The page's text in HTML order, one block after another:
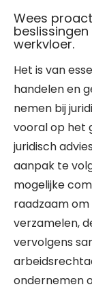
Wees
werkvloer.
Het is van
handelen en
nemen bij
vooral op het
juridisch
aanpak te
mogelijke
raadzaam
verzamelen,
vervolgens
ondernemen